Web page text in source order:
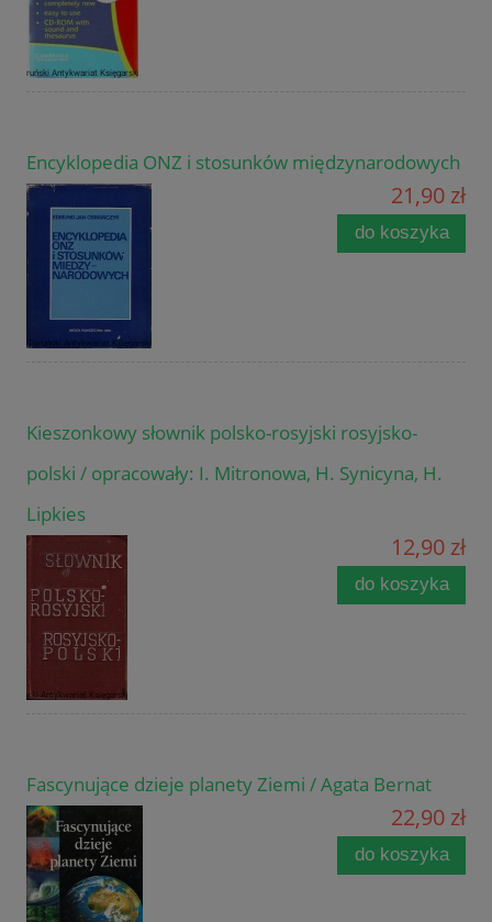
Encyklopedia ONZ i stosunków międzynarodowych
21,90 zł
do koszyka
Kieszonkowy słownik polsko-rosyjski rosyjsko-
polski / opracowały: I. Mitronowa, H. Synicyna, H.
Lipkies
12,90 zł
do koszyka
Fascynujące dzieje planety Ziemi / Agata Bernat
22,90 zł
do koszyka